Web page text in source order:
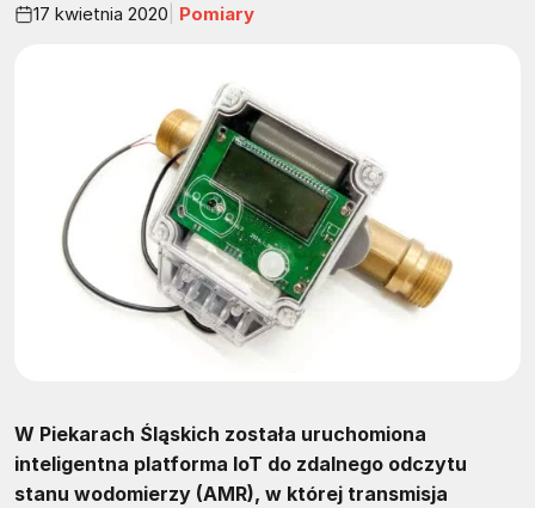
17 kwietnia 2020 Pomiary
W Piekarach Śląskich została uruchomiona
inteligentna platforma IoT do zdalnego odczytu
stanu wodomierzy (AMR), w której transmisja